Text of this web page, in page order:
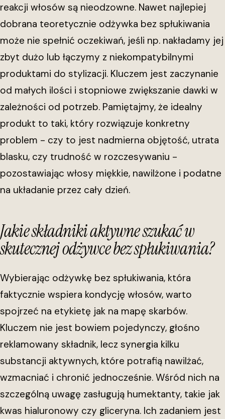
reakcji włosów są nieodzowne. Nawet najlepiej
dobrana teoretycznie odżywka bez spłukiwania
może nie spełnić oczekiwań, jeśli np. nakładamy jej
zbyt dużo lub łączymy z niekompatybilnymi
produktami do stylizacji. Kluczem jest zaczynanie
od małych ilości i stopniowe zwiększanie dawki w
zależności od potrzeb. Pamiętajmy, że idealny
produkt to taki, który rozwiązuje konkretny
problem - czy to jest nadmierna objętość, utrata
blasku, czy trudność w rozczesywaniu -
pozostawiając włosy miękkie, nawilżone i podatne
na układanie przez cały dzień.
Jakie składniki aktywne szukać w
skutecznej odżywce bez spłukiwania?
Wybierając odżywkę bez spłukiwania, która
faktycznie wspiera kondycję włosów, warto
spojrzeć na etykietę jak na mapę skarbów.
Kluczem nie jest bowiem pojedynczy, głośno
reklamowany składnik, lecz synergia kilku
substancji aktywnych, które potrafią nawilżać,
wzmacniać i chronić jednocześnie. Wśród nich na
szczególną uwagę zasługują humektanty, takie jak
kwas hialuronowy czy gliceryna. Ich zadaniem jest